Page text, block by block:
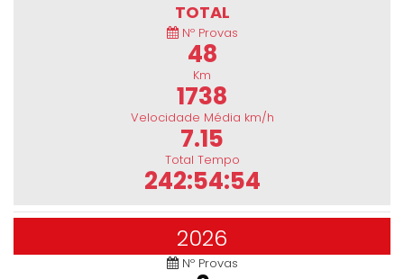
TOTAL
Nº Provas
48
Km
1738
Velocidade Média km/h
7.15
Total Tempo
242:54:54
2026
Nº Provas